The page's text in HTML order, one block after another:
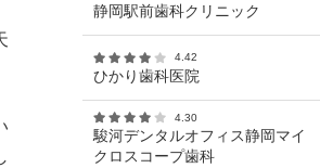
静岡駅前歯科クリニック
4.42
ひかり歯科医院
4.30
駿河デンタルオフィス静岡マイ
クロスコープ歯科